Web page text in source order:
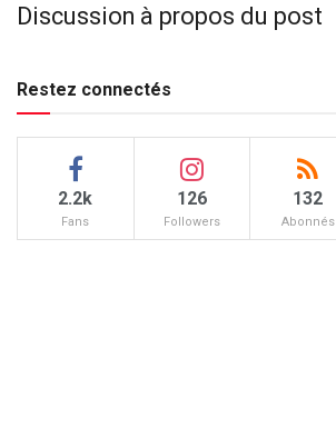
Discussion à propos du post
Restez connectés
2.2k
Fans
126
Followers
132
Abonnés